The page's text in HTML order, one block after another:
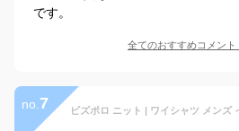
です。
全てのおすすめコメント
no. 7